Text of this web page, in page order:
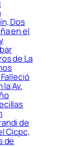
Dos
en el
de La
Av.
de
Cicpc,
de